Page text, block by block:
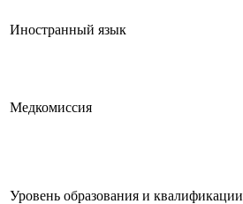
Иностранный язык
Медкомиссия
Уровень образования и квалификации